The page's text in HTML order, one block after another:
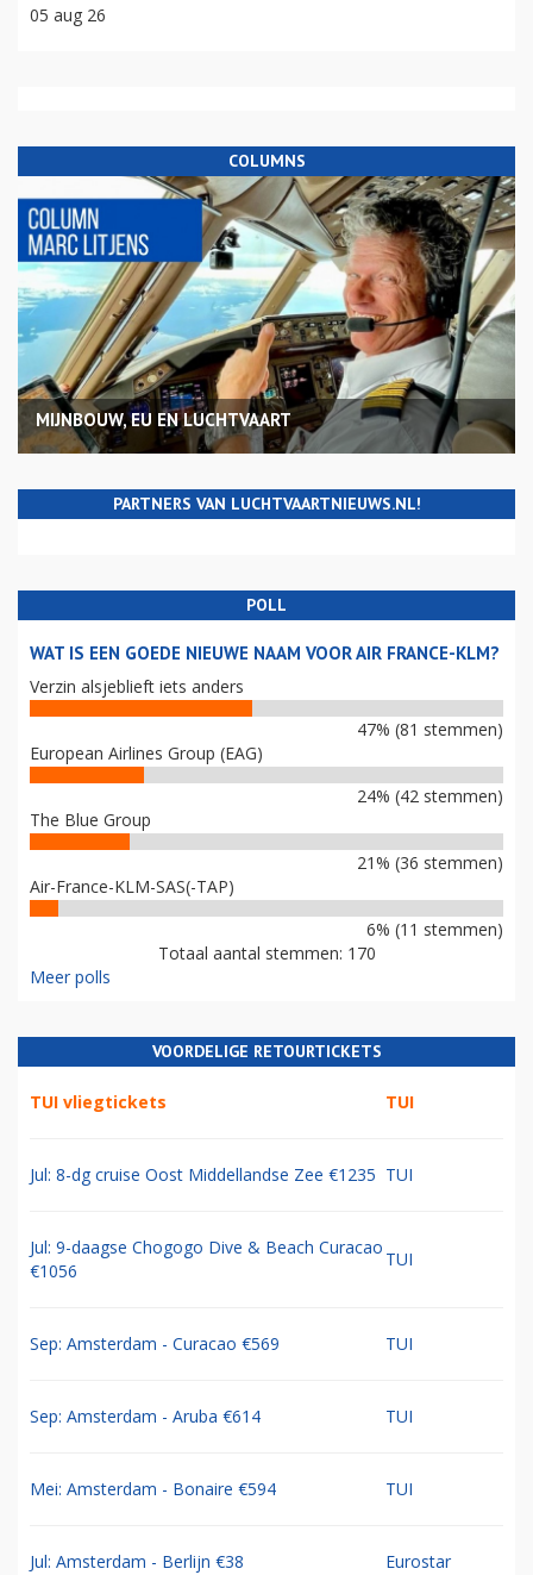
05 aug 26
COLUMNS
MIJNBOUW, EU EN LUCHTVAART
PARTNERS VAN LUCHTVAARTNIEUWS.NL!
POLL
WAT IS EEN GOEDE NIEUWE NAAM VOOR AIR FRANCE-KLM?
Verzin alsjeblieft iets anders
47% (81 stemmen)
European Airlines Group (EAG)
24% (42 stemmen)
The Blue Group
21% (36 stemmen)
Air-France-KLM-SAS(-TAP)
6% (11 stemmen)
Totaal aantal stemmen: 170
Meer polls
VOORDELIGE RETOURTICKETS
TUI vliegtickets TUI
Jul: 8-dg cruise Oost Middellandse Zee €1235 TUI
Jul: 9-daagse Chogogo Dive & Beach Curacao
€1056
TUI
Sep: Amsterdam - Curacao €569 TUI
Sep: Amsterdam - Aruba €614 TUI
Mei: Amsterdam - Bonaire €594 TUI
Jul: Amsterdam - Berlijn €38 Eurostar